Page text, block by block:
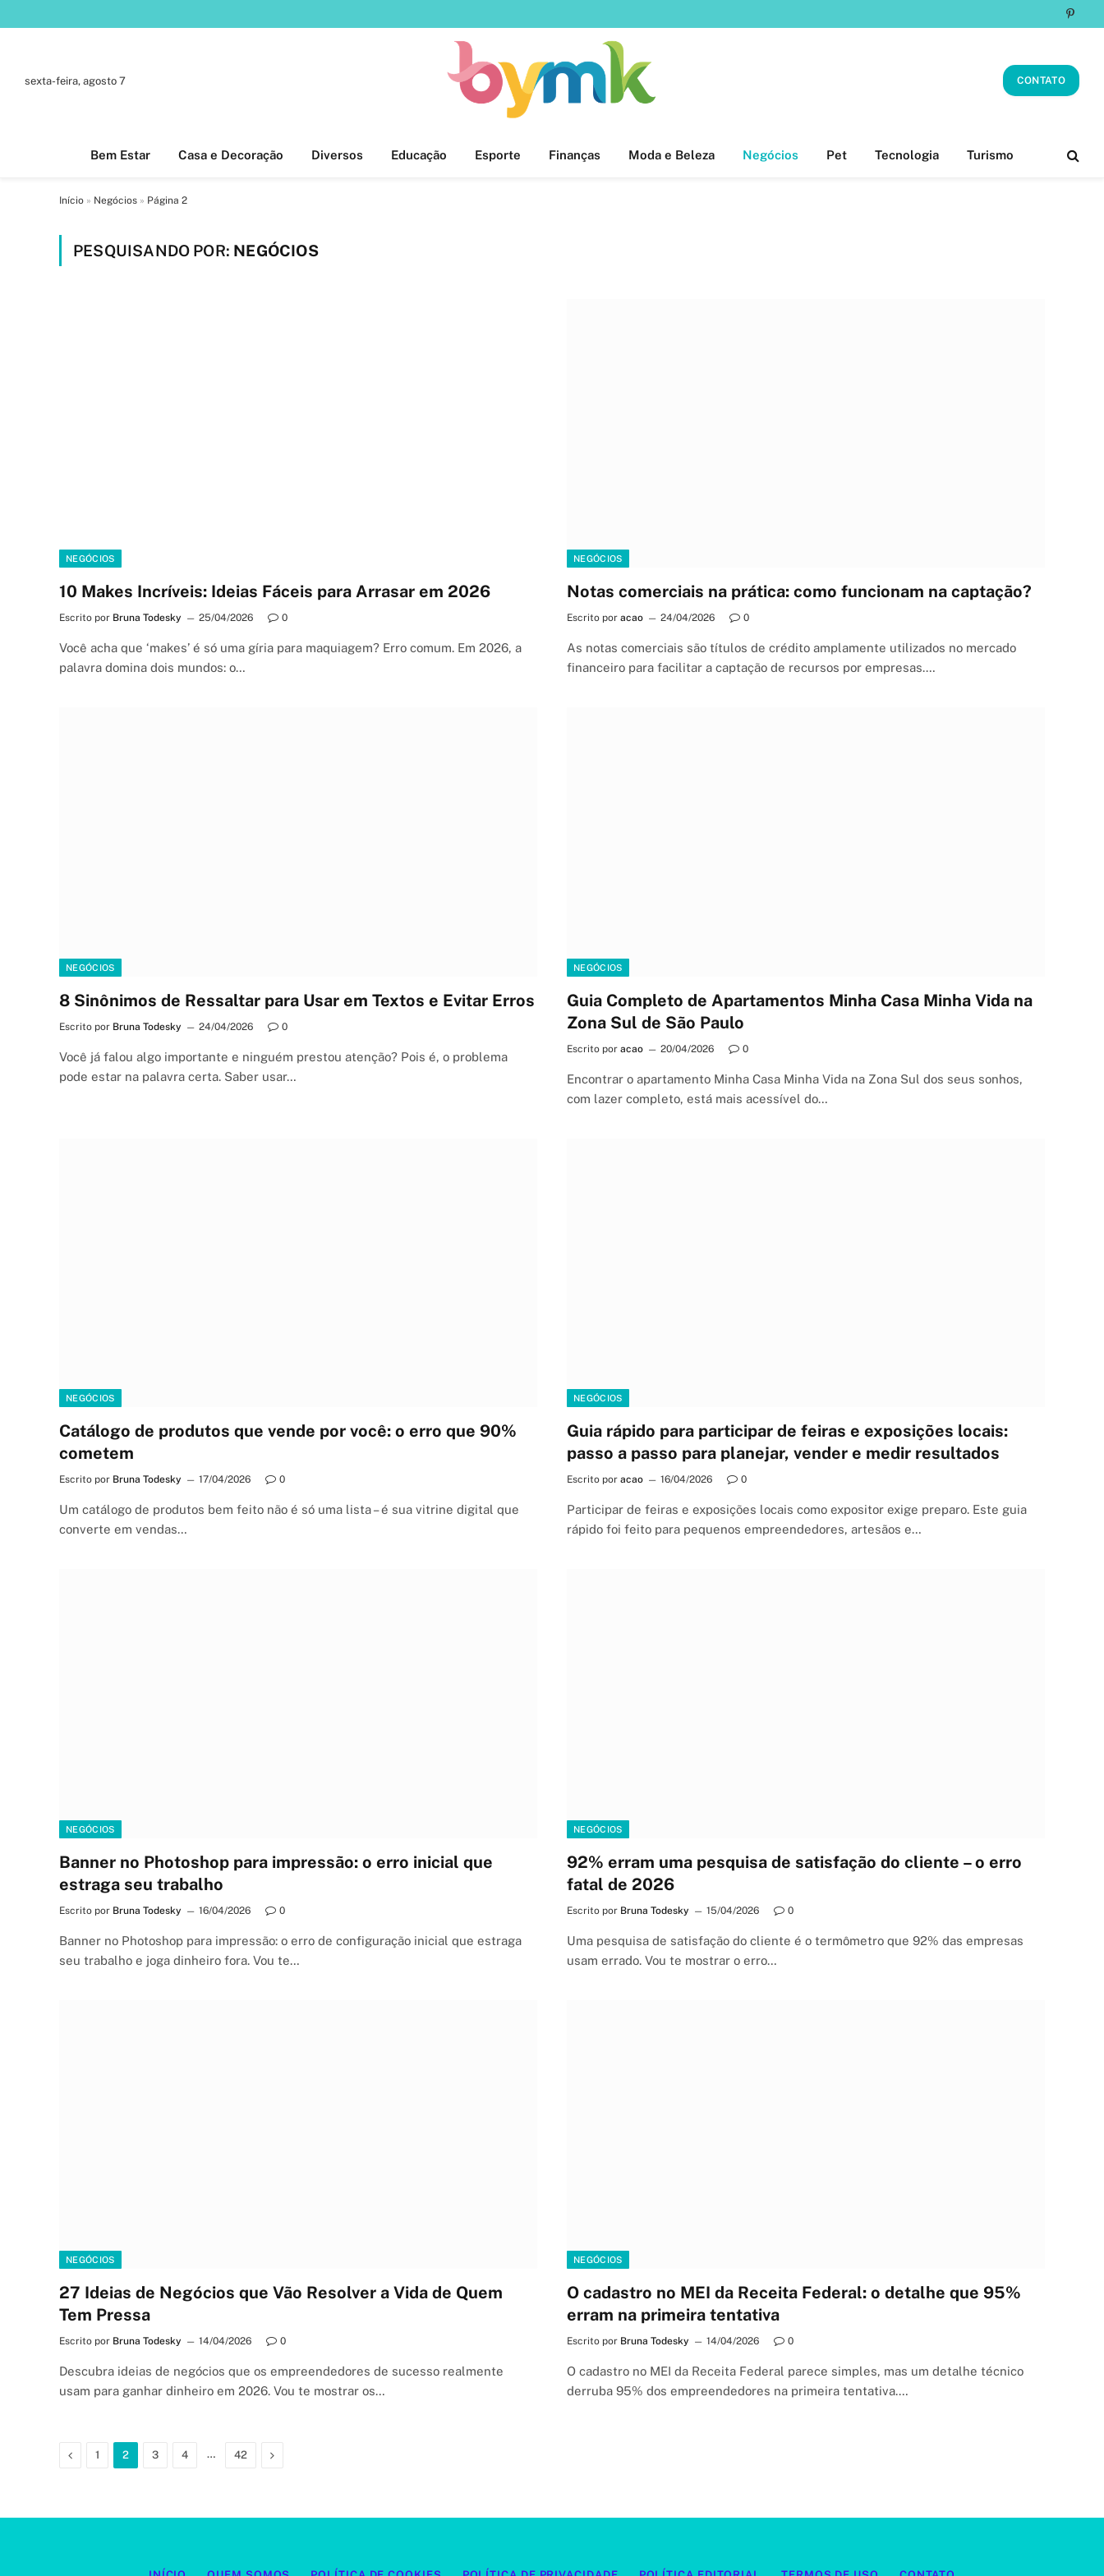
sexta-feira, agosto 7 CONTATO
Bem Estar Casa e Decoração Diversos Educação Esporte Finanças Moda e Beleza Negócios Pet Tecnologia Turismo
Início » Negócios » Página 2
PESQUISANDO POR: NEGÓCIOS
NEGÓCIOS
10 Makes Incríveis: Ideias Fáceis para Arrasar em 2026
Escrito por Bruna Todesky 25/04/2026 0
Você acha que ‘makes’ é só uma gíria para maquiagem? Erro comum. Em 2026, a
palavra domina dois mundos: o…
NEGÓCIOS
Notas comerciais na prática: como funcionam na captação?
Escrito por acao 24/04/2026 0
As notas comerciais são títulos de crédito amplamente utilizados no mercado
financeiro para facilitar a captação de recursos por empresas.…
NEGÓCIOS
8 Sinônimos de Ressaltar para Usar em Textos e Evitar Erros
Escrito por Bruna Todesky 24/04/2026 0
Você já falou algo importante e ninguém prestou atenção? Pois é, o problema
pode estar na palavra certa. Saber usar…
NEGÓCIOS
Guia Completo de Apartamentos Minha Casa Minha Vida na
Zona Sul de São Paulo
Escrito por acao 20/04/2026 0
Encontrar o apartamento Minha Casa Minha Vida na Zona Sul dos seus sonhos,
com lazer completo, está mais acessível do…
NEGÓCIOS
Catálogo de produtos que vende por você: o erro que 90%
cometem
Escrito por Bruna Todesky 17/04/2026 0
Um catálogo de produtos bem feito não é só uma lista – é sua vitrine digital que
converte em vendas…
NEGÓCIOS
Guia rápido para participar de feiras e exposições locais:
passo a passo para planejar, vender e medir resultados
Escrito por acao 16/04/2026 0
Participar de feiras e exposições locais como expositor exige preparo. Este guia
rápido foi feito para pequenos empreendedores, artesãos e…
NEGÓCIOS
Banner no Photoshop para impressão: o erro inicial que
estraga seu trabalho
Escrito por Bruna Todesky 16/04/2026 0
Banner no Photoshop para impressão: o erro de configuração inicial que estraga
seu trabalho e joga dinheiro fora. Vou te…
NEGÓCIOS
92% erram uma pesquisa de satisfação do cliente – o erro
fatal de 2026
Escrito por Bruna Todesky 15/04/2026 0
Uma pesquisa de satisfação do cliente é o termômetro que 92% das empresas
usam errado. Vou te mostrar o erro…
NEGÓCIOS
27 Ideias de Negócios que Vão Resolver a Vida de Quem
Tem Pressa
Escrito por Bruna Todesky 14/04/2026 0
Descubra ideias de negócios que os empreendedores de sucesso realmente
usam para ganhar dinheiro em 2026. Vou te mostrar os…
NEGÓCIOS
O cadastro no MEI da Receita Federal: o detalhe que 95%
erram na primeira tentativa
Escrito por Bruna Todesky 14/04/2026 0
O cadastro no MEI da Receita Federal parece simples, mas um detalhe técnico
derruba 95% dos empreendedores na primeira tentativa.…
Previous
1 2 3 4 … 42 Next